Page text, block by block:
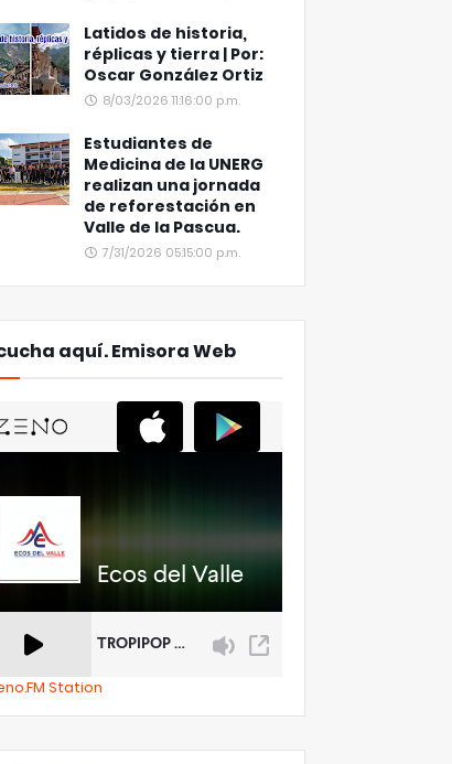
Latidos de historia,
réplicas y tierra | Por:
Oscar González Ortiz
8/03/2026 11:16:00 p.m.
Estudiantes de
Medicina de la UNERG
realizan una jornada
de reforestación en
Valle de la Pascua.
7/31/2026 05:15:00 p.m.
aquí. Emisora Web
Station